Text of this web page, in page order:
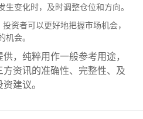
变化时，及时调整仓位和方向。
资者可以更好地把握市场机会，
机会。
，纯粹用作一般参考用途，
资讯的准确性、完整性、及
建议。